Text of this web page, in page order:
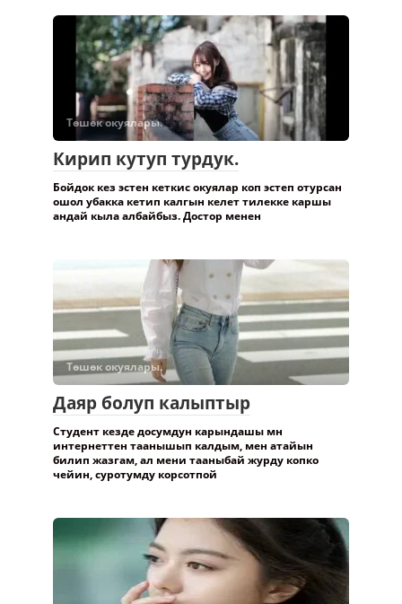
Төшөк окуялары.
Кирип кутуп турдук.
Бойдок кез эстен кеткис окуялар коп эстеп отурсан
ошол убакка кетип калгын келет тилекке каршы
андай кыла албайбыз. Достор менен
Төшөк окуялары.
Даяр болуп калыптыр
Студент кезде досумдун карындашы мн
интернеттен таанышып калдым, мен атайын
билип жазгам, ал мени тааныбай журду копко
чейин, суротумду корсотпой